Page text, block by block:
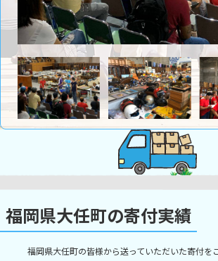
福岡県大任町の寄付実績
福岡県大任町の皆様から送っていただいた寄付を